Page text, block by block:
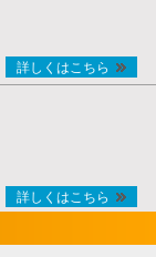
詳しくはこちら
詳しくはこちら